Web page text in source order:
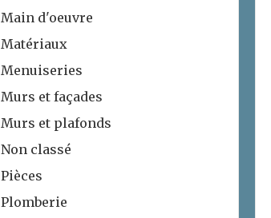
Main d'oeuvre
Matériaux
Menuiseries
Murs et façades
Murs et plafonds
Non classé
Pièces
Plomberie